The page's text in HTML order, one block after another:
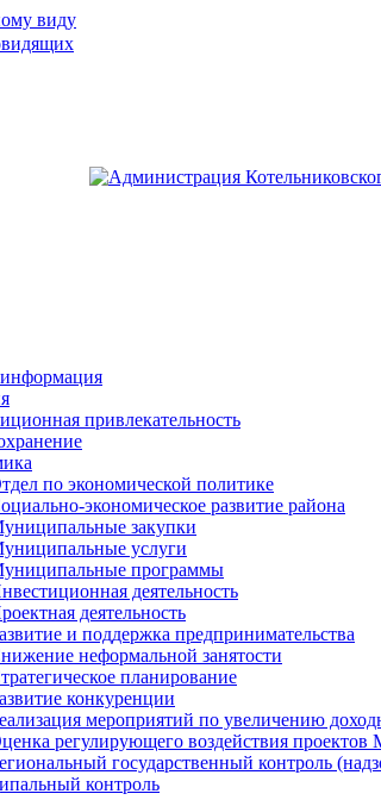
виду
привлекательность
по экономической политике
экономическое развитие района
закупки
услуги
программы
деятельность
деятельность
и поддержка предпринимательства
неформальной занятости
планирование
конкуренции
мероприятий по увеличению
регулирующего воздействия
государственный контроль
контроль